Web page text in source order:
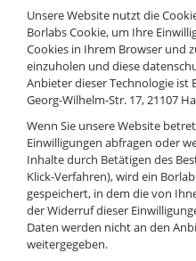
Unsere Website nutzt die
Borlabs Cookie, um Ihre
Cookies in Ihrem Browser und
einzuholen und diese
Anbieter dieser Technologie ist
Georg-Wilhelm-Str. 17, 21107
Wenn Sie unsere Website
Einwilligungen abfragen oder
Inhalte durch Betätigen des
Klick-Verfahren), wird ein
gespeichert, in dem die von
der Widerruf dieser
Daten werden nicht an den
weitergegeben.